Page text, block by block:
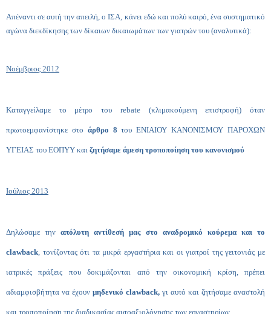
Απέναντι σε αυτή την απειλή, ο ΙΣΑ, κάνει εδώ και πολύ καιρό, ένα συστηματικό
αγώνα διεκδίκησης των δίκαιων δικαιωμάτων των γιατρών του (αναλυτικά):
Νοέμβριος 2012
Καταγγείλαμε το μέτρο του rebate (κλιμακούμενη επιστροφή) όταν
πρωτοεμφανίστηκε στο άρθρο 8 του ΕΝΙΑΙΟΥ ΚΑΝΟΝΙΣΜΟΥ ΠΑΡΟΧΩΝ
ΥΓΕΙΑΣ του ΕΟΠΥΥ και ζητήσαμε άμεση τροποποίηση του κανονισμού
Ιούλιος 2013
Δηλώσαμε τηναπόλυτη αντίθεσή μας στο αναδρομικό κούρεμα και το
clawback, τονίζοντας ότι τα μικρά εργαστήρια και οι γιατροί της γειτονιάς με
ιατρικές πράξεις που δοκιμάζονται από την οικονομική κρίση, πρέπει
αδιαμφισβήτητα να έχουν μηδενικό clawback, γι αυτό και ζητήσαμε αναστολή
και τροποποίηση της διαδικασίας αυτοαξιολόγησης των εργαστηρίων